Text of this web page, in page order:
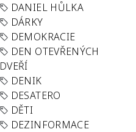
DANIEL HŮLKA
DÁRKY
DEMOKRACIE
DEN OTEVŘENÝCH
DVEŘÍ
DENIK
DESATERO
DĚTI
DEZINFORMACE